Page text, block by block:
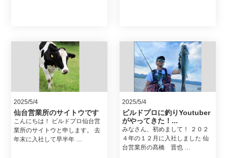
2025/5/4
仙台営業所のサイトウです
こんにちは！ ビルドプロ仙台営
業所のサイトウと申します。 去
年末に入社して早半年 …
2025/5/4
ビルドプロに釣りYoutuber
がやってきた！...
みなさん、初めまして！ ２０２
４年の１２月に入社しました 仙
台営業所の髙橋 晋也 …